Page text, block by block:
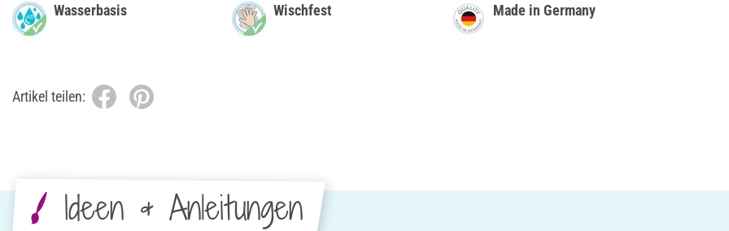
Wasserbasis Wischfest Made in Germany
Artikel teilen:
Ideen & Anleitungen